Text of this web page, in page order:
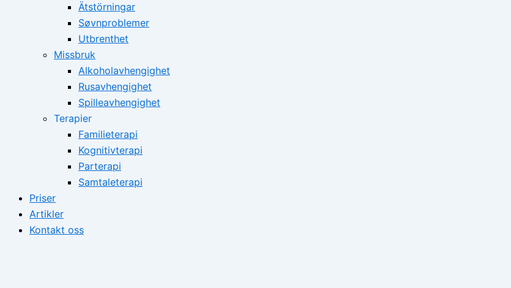
Ätstörningar
Søvnproblemer
Utbrenthet
Missbruk
Alkoholavhengighet
Rusavhengighet
Spilleavhengighet
Terapier
Familieterapi
Kognitivterapi
Parterapi
Samtaleterapi
Priser
Artikler
Kontakt oss